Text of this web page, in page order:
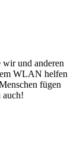
und anderen
WLAN helfen
fügen
auch!